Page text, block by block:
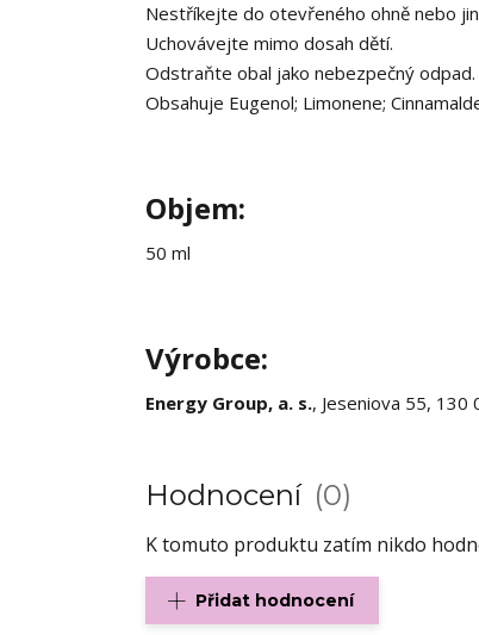
Nestříkejte do otevřeného ohně nebo
Uchovávejte mimo dosah dětí.
Odstraňte obal jako nebezpečný odpad.
Obsahuje Eugenol; Limonene;
Objem:
50 ml
Výrobce:
Energy Group, a. s., Jeseniova 55, 130
Hodnocení 0
K tomuto produktu zatím nikdo
Přidat hodnocení